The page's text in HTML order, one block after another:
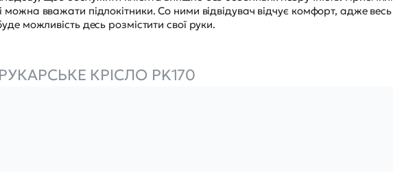
можна вважати підлокітники. Со ними відвідувач відчує комфорт, адже
можливість десь розмістити свої руки.
КРІСЛО PK170